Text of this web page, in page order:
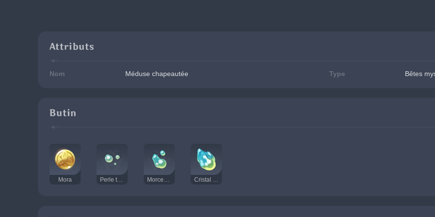
Attributs
Nom Méduse chapeautée Type Bêtes
Butin
Mora Perle transocéanique Morceau transocéanique Cristal xénochromatique